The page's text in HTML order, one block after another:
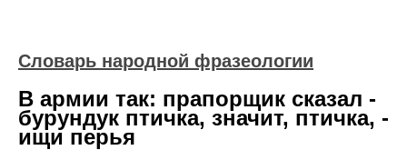
Словарь народной фразеологии
В армии так: прапорщик сказал -
бурундук птичка, значит, птичка, -
ищи перья